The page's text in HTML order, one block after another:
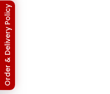
Asus ROG Phone 5
Asus ROG Phone 8
Return & Refund Policy